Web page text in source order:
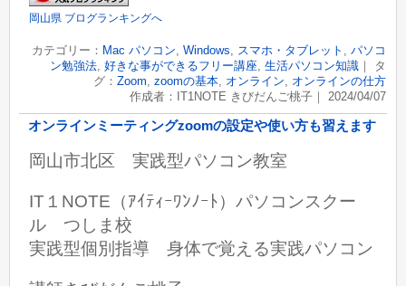
岡山県 ブログランキングへ
カテゴリー： Mac パソコン, Windows, スマホ・タブレット , パソコ
ン勉強法, 好きな事ができるフリー講座, 生活パソコン知識｜ タ
グ： Zoom, zoomの基本, オンライン, オンラインの仕方
作成者：IT1NOTE きびだんご桃子｜ 2024/04/07
オンラインミーティングzoomの設定や使い方も習えます
岡山市北区 実践型パソコン教室
IT１NOTE（ｱｲﾃｨｰﾜﾝﾉｰﾄ）パソコンスクー
ル つしま校
実践型個別指導 身体で覚える実践パソコン